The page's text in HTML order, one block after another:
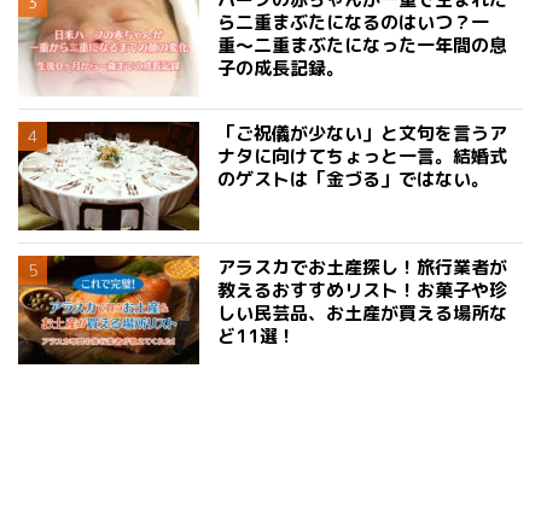
ら二重まぶたになるのはいつ？一
重〜二重まぶたになった一年間の息
子の成長記録。
「ご祝儀が少ない」と文句を言うア
ナタに向けてちょっと一言。結婚式
のゲストは「金づる」ではない。
アラスカでお土産探し！旅行業者が
教えるおすすめリスト！お菓子や珍
しい民芸品、お土産が買える場所な
ど11選！